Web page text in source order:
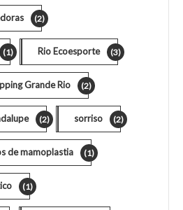
(2)
(1) Rio Ecoesporte (3)
Grande Rio (2)
(2) sorriso (2)
de mamoplastia (1)
(1)